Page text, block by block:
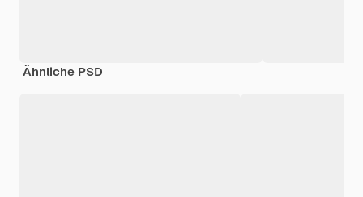
Ähnliche PSD